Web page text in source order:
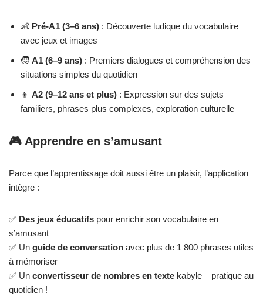
👶 Pré-A1 (3–6 ans) : Découverte ludique du vocabulaire
avec jeux et images
🧒 A1 (6–9 ans) : Premiers dialogues et compréhension des
situations simples du quotidien
👦 A2 (9–12 ans et plus) : Expression sur des sujets
familiers, phrases plus complexes, exploration culturelle
🎮 Apprendre en s’amusant
Parce que l’apprentissage doit aussi être un plaisir, l’application
intègre :
✅ Des jeux éducatifs pour enrichir son vocabulaire en
s’amusant
✅ Un guide de conversation avec plus de 1 800 phrases utiles
à mémoriser
✅ Un convertisseur de nombres en texte kabyle – pratique au
quotidien !